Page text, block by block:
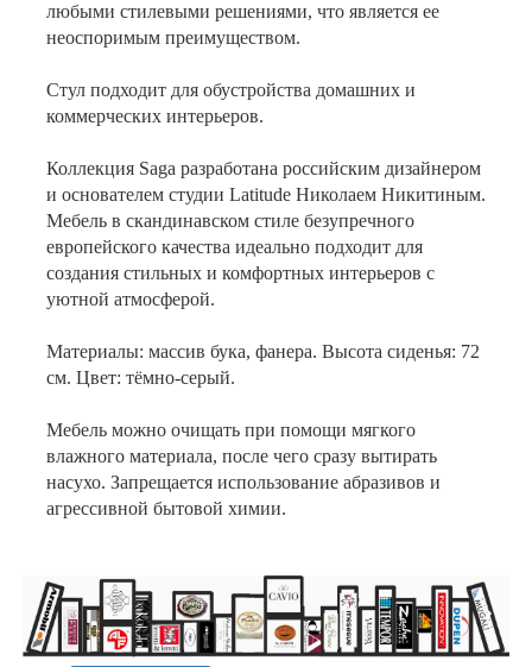
любыми стилевыми решениями, что является ее
неоспоримым преимуществом.
Стул подходит для обустройства домашних и
коммерческих интерьеров.
Коллекция Saga разработана российским дизайнером
и основателем студии Latitude Николаем Никитиным.
Мебель в скандинавском стиле безупречного
европейского качества идеально подходит для
создания стильных и комфортных интерьеров с
уютной атмосферой.
Материалы: массив бука, фанера. Высота сиденья: 72
см. Цвет: тёмно-серый.
Мебель можно очищать при помощи мягкого
влажного материала, после чего сразу вытирать
насухо. Запрещается использование абразивов и
агрессивной бытовой химии.